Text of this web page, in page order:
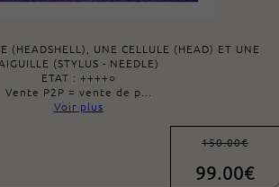
(HEADSHELL), UNE CELLULE (HEAD) ET UNE
(STYLUS - NEEDLE)
ETAT : ++++○
Vente P2P = vente de p...
Voir plus
150.00€
99.00€